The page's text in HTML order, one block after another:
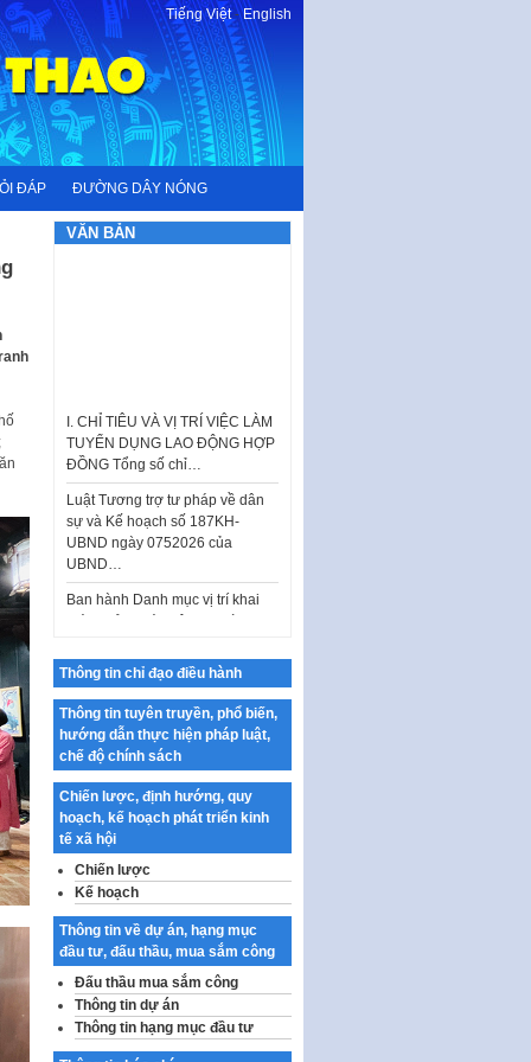
Tiếng Việt-English
ĐÁP ĐƯỜNG DÂY NÓNG
VĂN BẢN
ĐỒNG Tổng số chỉ…
Luật Tương trợ tư pháp về dân
sự và Kế hoạch số 187KH-
UBND ngày 0752026 của
UBND…
Ban hành Danh mục vị trí khai
thác quảng cáo trên địa bàn
thành phố Hà Nội
tưởng của Đảng…
Công bố công khai dự toán kinh
phí xây dựng pháp luật, hoàn
thiện thể chế, chính…
Quy định về nghiên cứu, ứng
dụng khoa học, công nghệ, đổi
mới sáng tạo và chuyển…
Quy định chi tiết và hướng dẫn
thi hành một số điều của Luật Lý
lịch tư…
Sửa đổi, bổ sung một số nội
dung tại Nghị quyết số 30/NQ-
CP ngày 24 tháng 02…
Ban hành Chương trình hành
động của Chính phủ thực hiện
Thông tin chỉ đạo điều hành
Thông tin tuyên truyền, phổ biến,
hướng dẫn thực hiện pháp luật,
chế độ chính sách
Chiến lược, định hướng, quy
hoạch, kế hoạch phát triển kinh
tế xã hội
Chiến lược
Kế hoạch
Thông tin về dự án, hạng mục
đầu tư, đấu thầu, mua sắm công
Đấu thầu mua sắm công
Thông tin dự án
Thông tin hạng mục đầu tư